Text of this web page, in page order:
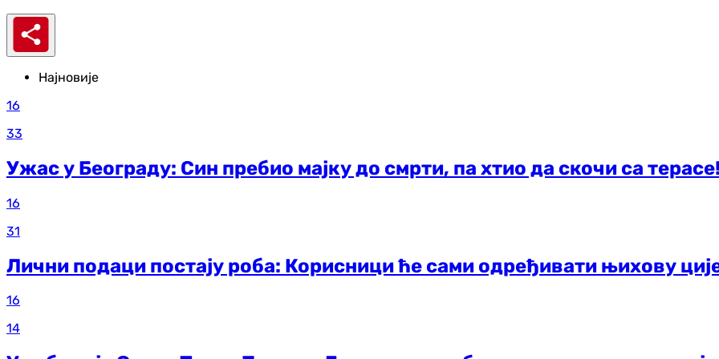
Најновије
16
33
Ужас у Београду: Син пребио мајку до смрти, па хтио да скочи са терасе!
16
31
Лични подаци постају роба: Корисници ће сами одређивати њихову
16
14